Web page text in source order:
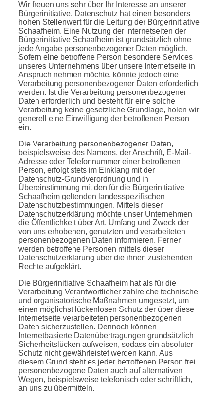
Wir freuen uns sehr über Ihr Interesse an unserer
Bürgerinitiative. Datenschutz hat einen besonders
hohen Stellenwert für die Leitung der Bürgerinitiative
Schaafheim. Eine Nutzung der Internetseiten der
Bürgerinitiative Schaafheim ist grundsätzlich ohne
jede Angabe personenbezogener Daten möglich.
Sofern eine betroffene Person besondere Services
unseres Unternehmens über unsere Internetseite in
Anspruch nehmen möchte, könnte jedoch eine
Verarbeitung personenbezogener Daten erforderlich
werden. Ist die Verarbeitung personenbezogener
Daten erforderlich und besteht für eine solche
Verarbeitung keine gesetzliche Grundlage, holen wir
generell eine Einwilligung der betroffenen Person
ein.
Die Verarbeitung personenbezogener Daten,
beispielsweise des Namens, der Anschrift, E-Mail-
Adresse oder Telefonnummer einer betroffenen
Person, erfolgt stets im Einklang mit der
Datenschutz-Grundverordnung und in
Übereinstimmung mit den für die Bürgerinitiative
Schaafheim geltenden landesspezifischen
Datenschutzbestimmungen. Mittels dieser
Datenschutzerklärung möchte unser Unternehmen
die Öffentlichkeit über Art, Umfang und Zweck der
von uns erhobenen, genutzten und verarbeiteten
personenbezogenen Daten informieren. Ferner
werden betroffene Personen mittels dieser
Datenschutzerklärung über die ihnen zustehenden
Rechte aufgeklärt.
Die Bürgerinitiative Schaafheim hat als für die
Verarbeitung Verantwortlicher zahlreiche technische
und organisatorische Maßnahmen umgesetzt, um
einen möglichst lückenlosen Schutz der über diese
Internetseite verarbeiteten personenbezogenen
Daten sicherzustellen. Dennoch können
Internetbasierte Datenübertragungen grundsätzlich
Sicherheitslücken aufweisen, sodass ein absoluter
Schutz nicht gewährleistet werden kann. Aus
diesem Grund steht es jeder betroffenen Person frei,
personenbezogene Daten auch auf alternativen
Wegen, beispielsweise telefonisch oder schriftlich,
an uns zu übermitteln.